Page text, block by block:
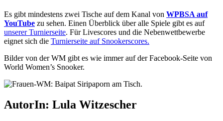
Es gibt mindestens zwei Tische auf dem Kanal von WPBSA auf
YouTube zu sehen. Einen Überblick über alle Spiele gibt es auf
unserer Turnierseite. Für Livescores und die Nebenwettbewerbe
eignet sich die Turnierseite auf Snookerscores.
Bilder von der WM gibt es wie immer auf der Facebook-Seite von
World Women’s Snooker.
AutorIn: Lula Witzescher